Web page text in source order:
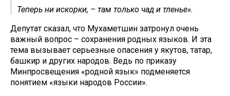
Теперь ни искорки, – там только чад и тленье».
Депутат сказал, что Мухаметшин затронул очень
важный вопрос – сохранения родных языков. И эта
тема вызывает серьезные опасения у якутов, татар,
башкир и других народов. Ведь по приказу
Минпросвещения «родной язык» подменяется
понятием «языки народов России».